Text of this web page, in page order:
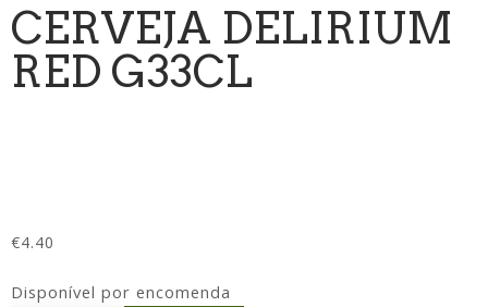
CERVEJA DELIRIUM
RED G33CL
€4.40
Disponível por encomenda